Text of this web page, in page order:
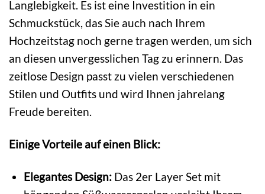
Langlebigkeit. Es ist eine Investition in ein
Schmuckstück, das Sie auch nach Ihrem
Hochzeitstag noch gerne tragen werden, um sich
an diesen unvergesslichen Tag zu erinnern. Das
zeitlose Design passt zu vielen verschiedenen
Stilen und Outfits und wird Ihnen jahrelang
Freude bereiten.
Einige Vorteile auf einen Blick:
Elegantes Design:Das 2er Layer Set mit